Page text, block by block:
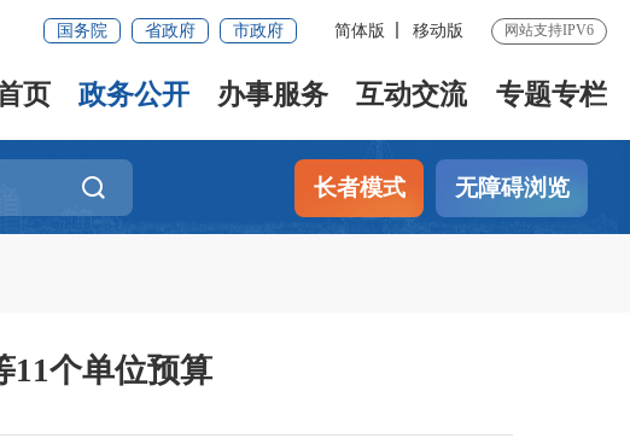
国务院 省政府 市政府 简体版 移动版 网站支持IPV6
页 政务公开 办事服务 互动交流 专题专栏
长者模式 无障碍浏览
11个单位预算